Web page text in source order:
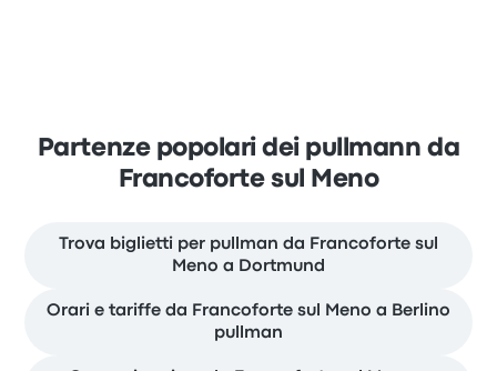
Partenze popolari dei pullmann da
Francoforte sul Meno
Trova biglietti per pullman da Francoforte sul
Meno a Dortmund
Orari e tariffe da Francoforte sul Meno a Berlino
pullman